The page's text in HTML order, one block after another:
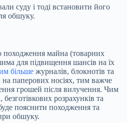
суду і тоді встановити його
обшуку.
походження майна (товарних
для підвищення шансів на їх
більше журналів, блокнотів та
на паперових носіях, тим важче
грошей після вилучення. Чим
розрахунків та
пояснити походження та
обшуку.